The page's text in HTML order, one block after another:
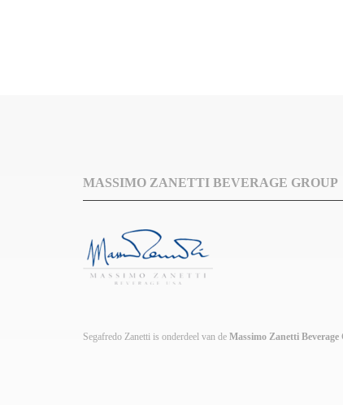
MASSIMO ZANETTI BEVERAGE GROUP
Segafredo Zanetti is onderdeel van de Massimo Zanetti Beverage